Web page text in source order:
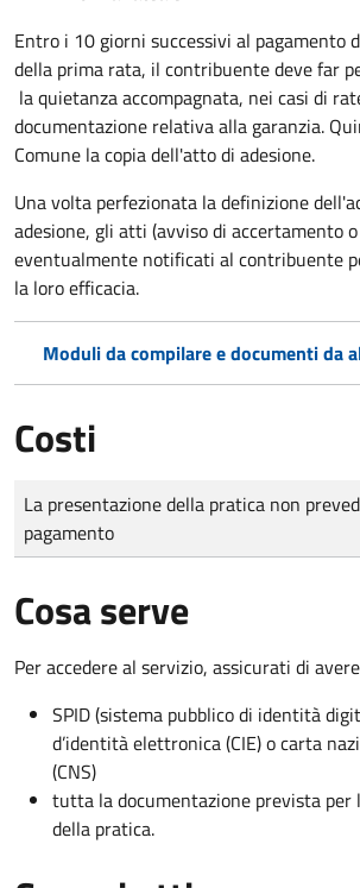
Entro i 10 giorni successivi al pagamento
della prima rata, il contribuente deve far
la quietanza accompagnata, nei casi di
documentazione relativa alla garanzia.
Comune la copia dell'atto di adesione.
Una volta perfezionata la definizione
adesione, gli atti (avviso di accertamento
eventualmente notificati al contribuente
la loro efficacia.
Moduli da compilare e documenti da
Costi
Tipo di pagamento
Importo
La presentazione della pratica non
pagamento
Cosa serve
Per accedere al servizio, assicurati di
SPID (sistema pubblico di identità
d’identità elettronica (CIE) o carta
(CNS)
tutta la documentazione prevista per
della pratica.